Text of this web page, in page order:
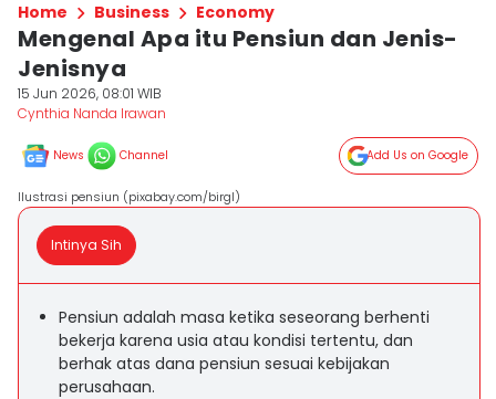
Home Business Economy
Mengenal Apa itu Pensiun dan Jenis-
Jenisnya
15 Jun 2026, 08:01 WIB
Cynthia Nanda Irawan
News Channel Add Us on Google
Ilustrasi pensiun (pixabay.com/birgl)
Intinya Sih
Pensiun adalah masa ketika seseorang berhenti
bekerja karena usia atau kondisi tertentu, dan
berhak atas dana pensiun sesuai kebijakan
perusahaan.